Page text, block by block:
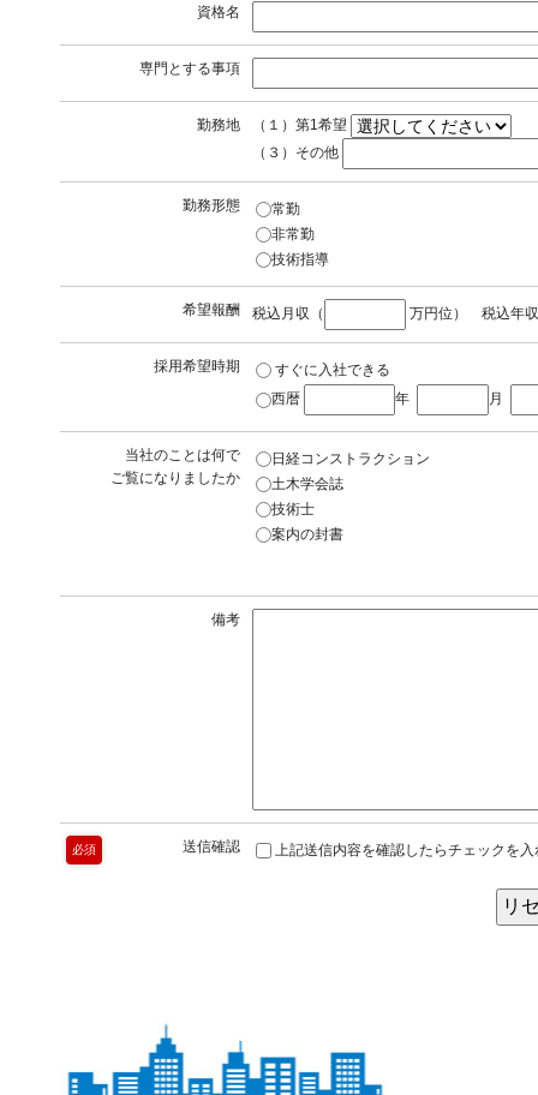
資格名
専門とする事項
勤務地 （１）第1希望
（３）その他
勤務形態
常勤
非常勤
技術指導
希望報酬 税込月収（ 万円位） 税込年
採用希望時期
すぐに入社できる
西暦
年 月
当社のことは何で
ご覧になりましたか
日経コンストラクション
土木学会誌
技術士
案内の封書
備考
必須 送信確認 上記送信内容を確認したらチェックを
リ